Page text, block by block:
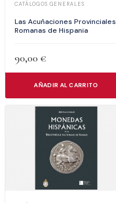
CATÁLOGOS GENERALES
Las Acuñaciones Provinciales
Romanas de Hispania
90,00 €
AÑADIR AL CARRITO